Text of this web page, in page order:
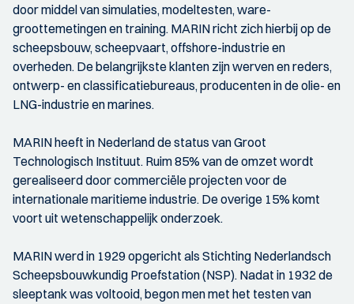
door middel van simulaties, modeltesten, ware-
groottemetingen en training. MARIN richt zich hierbij op de
scheepsbouw, scheepvaart, offshore-industrie en
overheden. De belangrijkste klanten zijn werven en reders,
ontwerp- en classificatiebureaus, producenten in de olie- en
LNG-industrie en marines.
MARIN heeft in Nederland de status van Groot
Technologisch Instituut. Ruim 85% van de omzet wordt
gerealiseerd door commerciële projecten voor de
internationale maritieme industrie. De overige 15% komt
voort uit wetenschappelijk onderzoek.
MARIN werd in 1929 opgericht als Stichting Nederlandsch
Scheepsbouwkundig Proefstation (NSP). Nadat in 1932 de
sleeptank was voltooid, begon men met het testen van